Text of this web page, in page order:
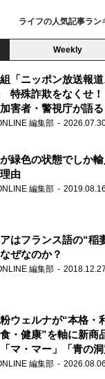
ライフの人気記事ラン
Weekly
「ニッポン放送報
特殊詐欺をなくせ！
害者・警視庁が語
実態～」放送
編集部
緑色の状態でしか輸
由
編集部 2019.08.16
はフランス語の“稲
ぜなのか？
編集部 2018.12.27
ウェルナが“本格・
・健康”を軸に新商
マ・マー」「青の洞
を強化編集部 2026.08.06